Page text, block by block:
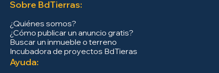
Sobre BdTierras:
¿Quiénes somos?
¿Cómo publicar un anuncio gratis?
Buscar un inmueble o terreno
Incubadora de proyectos BdTieras
Ayuda: